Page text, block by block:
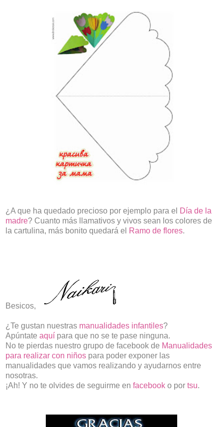
¿A que ha quedado precioso por ejemplo para el
Día de la
madre? Cuanto más llamativos y vivos sean los colores de
la cartulina, más bonito quedará el
Ramo de flores.
Besicos,
¿Te gustan nuestras manualidades infantiles?
Apúntate aquí para que no se te pase ninguna.
No te pierdas nuestro grupo de facebook de Manualidades
para realizar con niños para poder exponer las
manualidades que vamos realizando y ayudarnos entre
nosotras.
¡Ah! Y no te olvides de seguirme en facebook o por tsu.